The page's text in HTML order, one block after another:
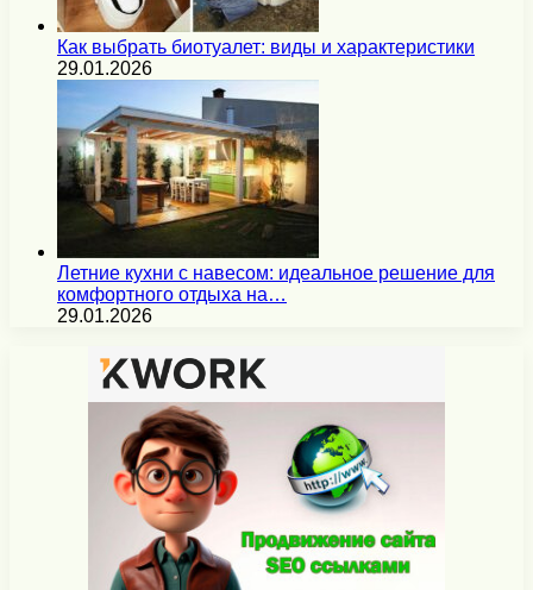
Как выбрать биотуалет: виды и характеристики
29.01.2026
Летние кухни с навесом: идеальное решение для
комфортного отдыха на…
29.01.2026